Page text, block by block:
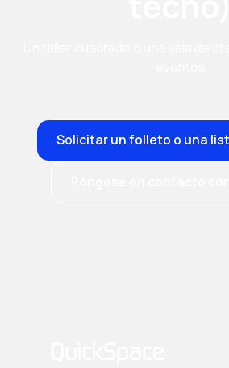
Solicitar un folleto o una